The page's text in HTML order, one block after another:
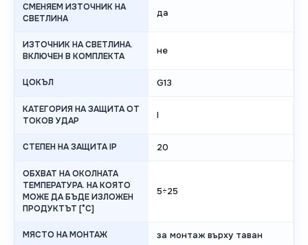
СМЕНЯЕМ ИЗТОЧНИК НА
СВЕТЛИНА
да
ИЗТОЧНИК НА СВЕТЛИНА.
ВКЛЮЧЕН В КОМПЛЕКТА
не
ЦОКЪЛ G13
КАТЕГОРИЯ НА ЗАЩИТА ОТ
ТОКОВ УДАР
I
СТЕПЕН НА ЗАЩИТА IP 20
ОБХВАТ НА ОКОЛНАТА
ТЕМПЕРАТУРА. НА КОЯТО
МОЖЕ ДА БЪДЕ ИЗЛОЖЕН
ПРОДУКТЪТ [°C]
5÷25
МЯСТО НА МОНТАЖ за монтаж върху таван